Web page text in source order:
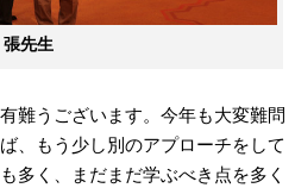
張先生
難うございます。今年も大変難問
、もう少し別のアプローチをして
多く、まだまだ学ぶべき点を多く